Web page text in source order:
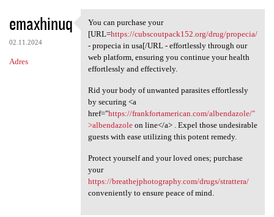
emaxhinuq
02.11.2024
Adres
You can purchase your [URL
You can purchase your
[URL=https://cubscoutpack152.org/drug/propecia/
- propecia in usa[/URL - effortlessly through our
web platform, ensuring you continue your health
effortlessly and effectively.
Rid your body of unwanted parasites effortlessly
by securing <a
href="https://frankfortamerican.com/albendazole/"
>albendazoleon line</a> . Expel those undesirable
guests with ease utilizing this potent remedy.
Protect yourself and your loved ones; purchase
your
https://breathejphotography.com/drugs/strattera/
conveniently to ensure peace of mind.